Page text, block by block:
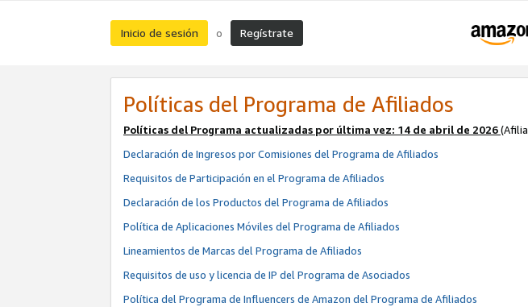
Inicio de sesión o Regístrate
Políticas del Programa de Afiliados
Políticas del Programa actualizadas por última vez: 14 de abril de 2026
Declaración de Ingresos por Comisiones del Programa de Afiliados
Requisitos de Participación en el Programa de Afiliados
Declaración de los Productos del Programa de Afiliados
Política de Aplicaciones Móviles del Programa de Afiliados
Lineamientos de Marcas del Programa de Afiliados
Requisitos de uso y licencia de IP del Programa de Asociados
Política del Programa de Influencers de Amazon del Programa de Afiliados